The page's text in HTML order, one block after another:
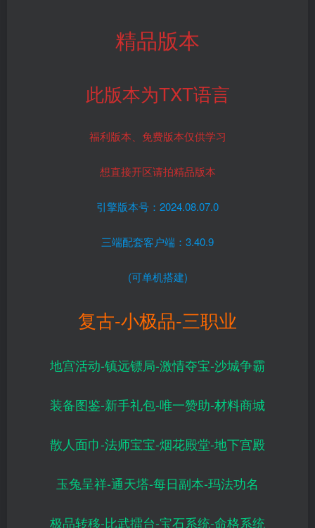
精品版本
此版本为TXT语言
福利版本、免费版本仅供学习
想直接开区请拍精品版本
引擎版本号：2024.08.07.0
三端配套客户端：3.40.9
(可单机搭建)
复古-小极品-三职业
地宫活动-镇远镖局-激情夺宝-沙城争霸
装备图鉴-新手礼包-唯一赞助-材料商城
散人面巾-法师宝宝-烟花殿堂-地下宫殿
玉兔呈祥-通天塔-每日副本-玛法功名
极品转移-比武擂台-宝石系统-命格系统